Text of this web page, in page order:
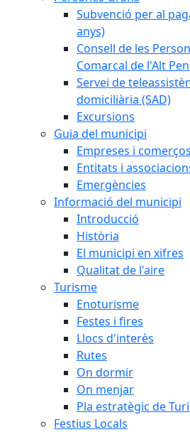
Subvenció per al
anys)
Consell de les
Comarcal de l'Alt
Servei de
domiciliària (SAD)
Excursions
Guia del municipi
Empreses i comerços
Entitats i
Emergències
Informació del municipi
Introducció
Història
El municipi en xifres
Qualitat de l'aire
Turisme
Enoturisme
Festes i fires
Llocs d'interès
Rutes
On dormir
On menjar
Pla estratègic de
Festius Locals